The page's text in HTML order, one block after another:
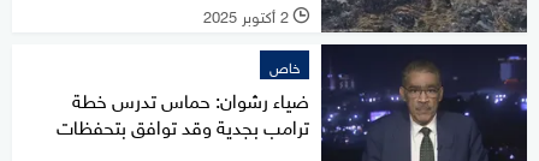
l 2 أكتوبر 2025
خاص
ضياء رشوان: حماس تدرس خطة
ترامب بجدية وقد توافق بتحفظات